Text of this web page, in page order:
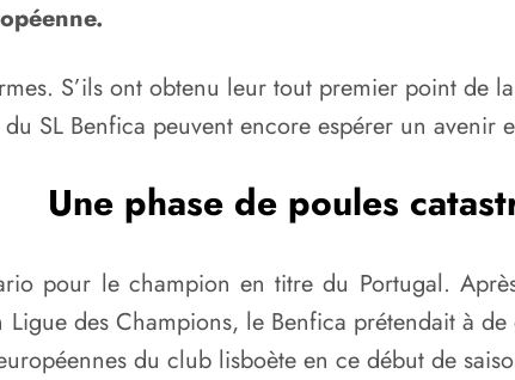
S’ils ont obtenu leur tout premier point de
SL Benfica peuvent encore espérer un avenir
Une phase de poules
pour le champion en titre du Portugal.
des Champions, le Benfica prétendait à
du club lisboète en ce début de